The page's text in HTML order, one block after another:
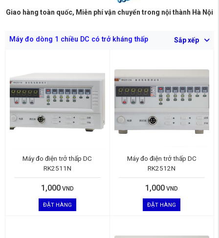
Giao hàng toàn quốc, Miễn phí vận chuyển trong nội thành Hà Nội
Máy đo dòng 1 chiều DC có trở kháng thấp Sắp xếp
Máy đo điện trở thấp DC
RK2511N
1,000 VND
ĐẶT HÀNG
Máy đo điện trở thấp DC
RK2512N
1,000 VND
ĐẶT HÀNG